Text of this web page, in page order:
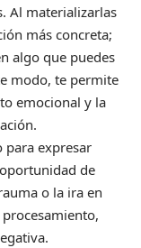
Al materializarlas
más concreta;
algo que puedes
modo, te permite
emocional y la
para expresar
de
o la ira en